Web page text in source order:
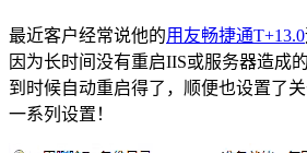
最近客户经常说他的用友畅捷通T+13.0
因为长时间没有重启IIS或服务器造成
到时候自动重启得了，顺便也设置了
一系列设置！